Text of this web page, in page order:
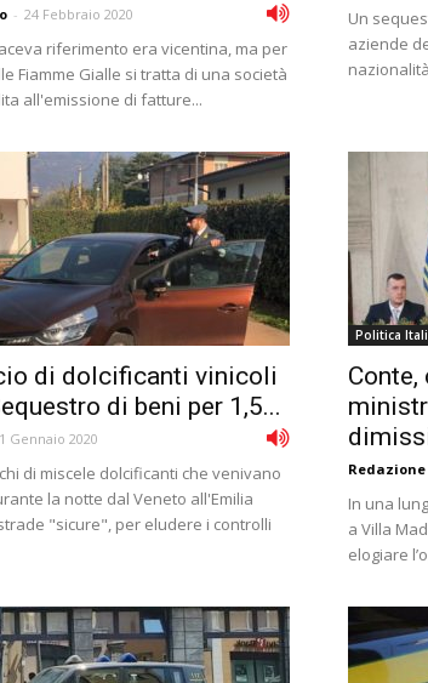
- 24 Febbraio 2020
riferimento era vicentina, ma per
Fiamme Gialle si tratta di una società
all'emissione di fatture...
Un
aziende
di dolcificanti vinicoli
di beni per 1,5...
Gennaio 2020
di miscele dolcificanti che venivano
la notte dal Veneto all'Emilia
"sicure", per eludere i controlli
Politica
Conte,
In una
a Villa
elogiare